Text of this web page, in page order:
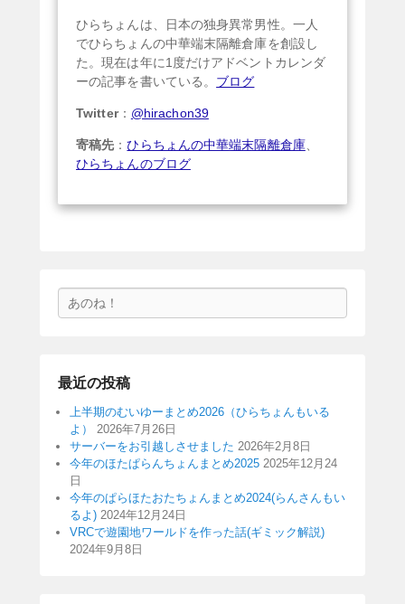
ひらちょんは、日本の独身異常男性。一人
でひらちょんの中華端末隔離倉庫を創設し
た。現在は年に1度だけアドベントカレンダ
ーの記事を書いている。 ブログ
Twitter： @hirachon39
寄稿先 ：ひらちょんの中華端末隔離倉庫、
ひらちょんのブログ
索
最近の投稿
上半期のむいゆーまとめ2026（ひらちょんもいる
よ）
2026年7月26日
サーバーをお引越しさせました 2026年2月8日
今年のほたぱらんちょんまとめ2025 2025年12月24
日
今年のぱらほたおたちょんまとめ2024(らんさんもい
るよ) 2024年12月24日
VRCで遊園地ワールドを作った話(ギミック解説)
2024年9月8日